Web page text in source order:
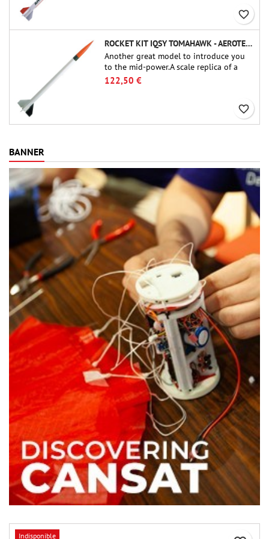
favorite_border
ROCKET KIT IQSY TOMAHAWK - AEROTECH
Another great model to introduce you
to the mid-power.A scale replica of a
famous sounding rocket, small in size
and peefect to move to higher-level kits.
122,50 €
favorite_border
BANNER
Indisponible